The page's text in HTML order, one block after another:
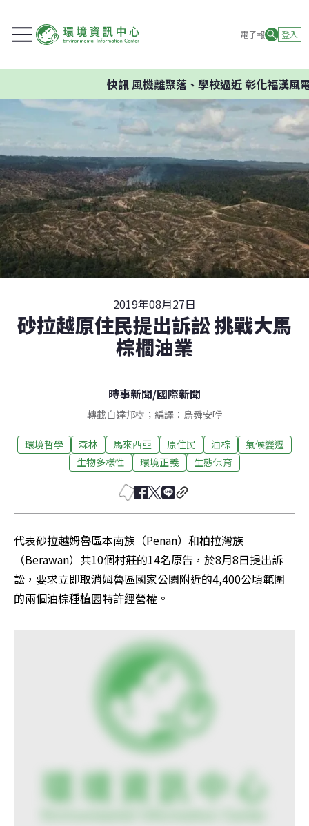
電子報 登入
快訊風機離聚落、學校過近 彰化福漢風電
2019年08月27日
砂拉越原住民提出訴訟 挑戰大馬
棕櫚油業
時事新聞/國際新聞
轉載自達邦樹；編譯：烏舜安咿
環境哲學 森林 馬來西亞 原住民 油棕
氣候變遷
生物多樣性
環境正義 生態保育
代表砂拉越姆魯區本南族（Penan）和柏拉灣族
（Berawan）共10個村莊的14名原告，於8月8日提出訴
訟，要求立即取消姆魯區國家公園附近的4,400公頃範圍
的兩個油棕種植園特許經營權。